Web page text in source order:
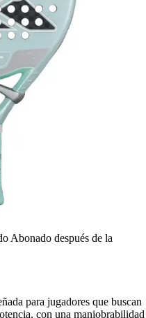
Abonado después de la
para jugadores que buscan
con una maniobrabilidad